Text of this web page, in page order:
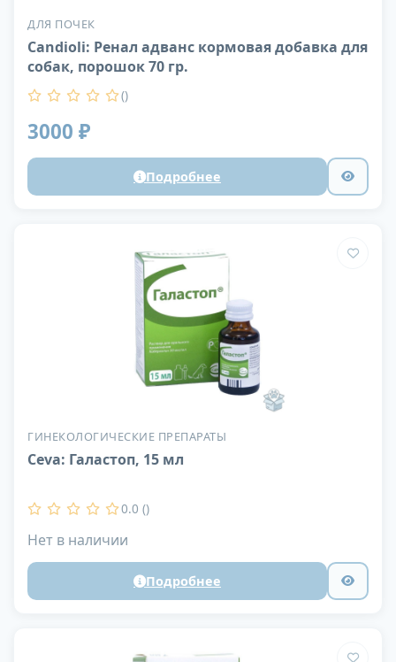
ДЛЯ ПОЧЕК
Candioli: Ренал адванс кормовая добавка для
собак, порошок 70 гр.
()
3000 ₽
Подробнее
ГИНЕКОЛОГИЧЕСКИЕ ПРЕПАРАТЫ
Ceva: Галастоп, 15 мл
0.0 ()
Нет в наличии
Подробнее